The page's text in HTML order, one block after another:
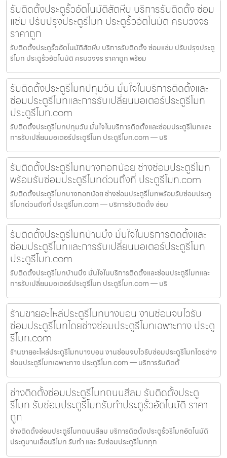
รับติดตั้งประตูรั้วอัตโนมัติสัตหีบ บริการรับติดตั้ง ซ่อม
แซ่ม ปรับปรุงประตูรีโมท ประตูรั้วอัตโนมัติ ครบวงจร
ราคาถูก
รับติดตั้งประตูรั้วอัตโนมัติสัตหีบ บริการรับติดตั้ง ซ่อมแซ่ม ปรับปรุงประตู
รีโมท ประตูรั้วอัตโนมัติ ครบวงจร ราคาถูก พร้อม
รับติดตั้งประตูรีโมทปทุมวัน มั่นใจในบริการติดตั้งและ
ซ่อมประตูรีโมทและการรับเปลี่ยนมอเตอร์ประตูรีโมท
ประตูรีโมท.com
รับติดตั้งประตูรีโมทปทุมวัน มั่นใจในบริการติดตั้งและซ่อมประตูรีโมทและ
การรับเปลี่ยนมอเตอร์ประตูรีโมท ประตูรีโมท.com — บริ
รับติดตั้งประตูรีโมทบางกอกน้อย ช่างซ่อมประตูรีโมท
พร้อมรับซ่อมประตูรีโมทด่วนถึงที่ ประตูรีโมท.com
รับติดตั้งประตูรีโมทบางกอกน้อย ช่างซ่อมประตูรีโมทพร้อมรับซ่อมประตู
รีโมทด่วนถึงที่ ประตูรีโมท.com — บริการรับติดตั้ง ซ่อม
รับติดตั้งประตูรีโมทบ้านบึง มั่นใจในบริการติดตั้งและ
ซ่อมประตูรีโมทและการรับเปลี่ยนมอเตอร์ประตูรีโมท
ประตูรีโมท.com
รับติดตั้งประตูรีโมทบ้านบึง มั่นใจในบริการติดตั้งและซ่อมประตูรีโมทและ
การรับเปลี่ยนมอเตอร์ประตูรีโมท ประตูรีโมท.com — บริ
ร้านขายอะไหล่ประตูรีโมทบางบอน งานซ่อมจบไวรับ
ซ่อมประตูรีโมทโดยช่างซ่อมประตูรีโมทเฉพาะทาง ประตู
รีโมท.com
ร้านขายอะไหล่ประตูรีโมทบางบอน งานซ่อมจบไวรับซ่อมประตูรีโมทโดยช่าง
ซ่อมประตูรีโมทเฉพาะทาง ประตูรีโมท.com — บริการรับติดตั้
ช่างติดตั้งซ่อมประตูรีโมทถนนสีลม รับติดตั้งประตู
รีโมท รับซ่อมประตูรีโมทรับทำประตูรั้วอัตโนมัติ ราคา
ถูก
ช่างติดตั้งซ่อมประตูรีโมทถนนสีลม บริการติดตั้งประตูรั้วรีโมทอัตโนมัติ
ประตูบานเลื่อนรีโมท รับทำ และ รับซ่อมประตูรีโมททุก